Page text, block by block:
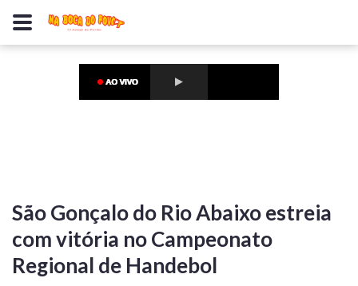
São Gonçalo do Rio Abaixo estreia
com vitória no Campeonato
Regional de Handebol